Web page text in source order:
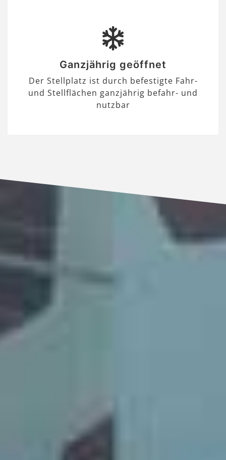
Ganzjährig geöffnet
Der Stellplatz ist durch befestigte Fahr-
und Stellflächen ganzjährig befahr- und
nutzbar